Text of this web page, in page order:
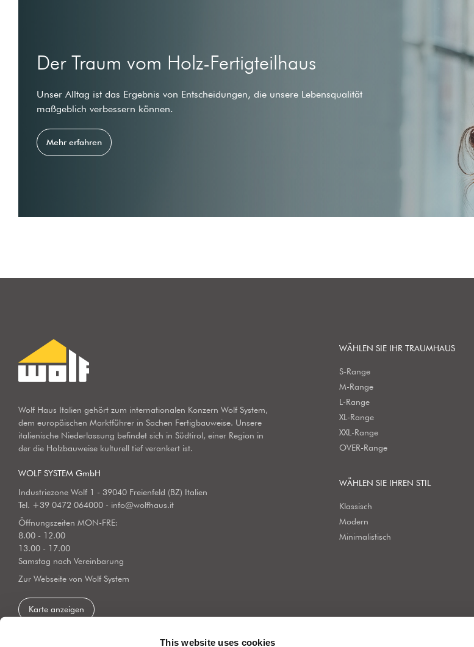
This website uses cookies
Der Traum vom Holz-Fertigteilhaus
Unser Alltag ist das Ergebnis von Entscheidungen, die unsere Lebensqualität
maßgeblich verbessern können.
Mehr erfahren
Wolf Haus Italien gehört zum internationalen Konzern Wolf System,
dem europäischen Marktführer in Sachen Fertigbauweise. Unsere
italienische Niederlassung befindet sich in Südtirol, einer Region in
der die Holzbauweise kulturell tief verankert ist.
WOLF SYSTEM GmbH
Industriezone Wolf 1 - 39040 Freienfeld (BZ) Italien
Tel. +39 0472 064000 - info@wolfhaus.it
Öffnungszeiten MON-FRE:
8.00 - 12.00
13.00 - 17.00
Samstag nach Vereinbarung
Zur Webseite von Wolf System
Karte anzeigen
WÄHLEN SIE IHR TRAUMHAUS
S-Range
M-Range
L-Range
XL-Range
XXL-Range
OVER-Range
WÄHLEN SIE IHREN STIL
Klassisch
Modern
Minimalistisch